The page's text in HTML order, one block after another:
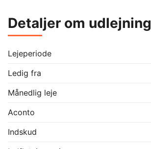
Detaljer om udlejning
Lejeperiode
Ledig fra
Månedlig leje
Aconto
Indskud